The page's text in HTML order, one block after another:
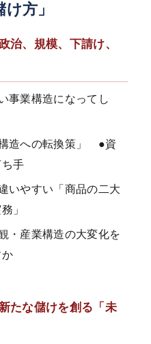
方」
治、規模、下請け、
事業構造になってし
造への転換策」 ●資
手
いやすい「商品の二大
」
・産業構造の大変化を
たな儲けを創る「未